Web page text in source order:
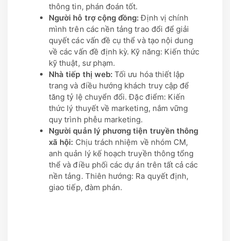
thông tin, phán đoán tốt.
Người hỗ trợ cộng đồng:Định vị chính
mình trên các nền tảng trao đổi để giải
quyết các vấn đề cụ thể và tạo nội dung
về các vấn đề định kỳ. Kỹ năng: Kiến thức
kỹ thuật, sư phạm.
Nhà tiếp thị web: Tối ưu hóa thiết lập
trang và điều hướng khách truy cập để
tăng tỷ lệ chuyển đổi. Đặc điểm: Kiến
thức lý thuyết về marketing, nắm vững
quy trình phễu marketing.
Người quản lý phương tiện truyền thông
xã hội: Chịu trách nhiệm về nhóm CM,
anh quản lý kế hoạch truyền thông tổng
thể và điều phối các dự án trên tất cả các
nền tảng. Thiên hướng: Ra quyết định,
giao tiếp, đàm phán.